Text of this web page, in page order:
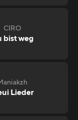
CIRO
bist weg
Lieder